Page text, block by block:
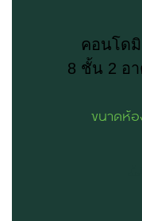
คอนโด
8 ชั้น 2 อ
ขนาดห้